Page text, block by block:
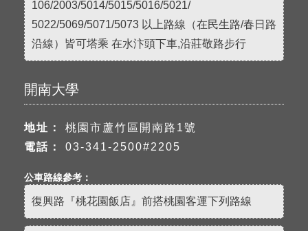
106/2003/5014/5015/5016/5021/
5022/5069/5071/5073 以上路線（在民生路/春日路
沿線）皆可塔乘 在水汴頭下車,沿莊敬路步行
開南大學
地址：
桃園市蘆竹區開南路1號
電話：
03-341-2500#2205
公車路線參考：
復興路『桃花園飯店』前搭桃園客運下列路線